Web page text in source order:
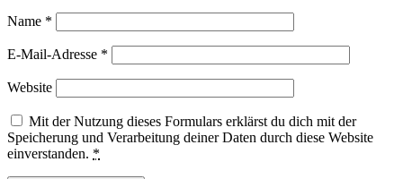
Name *
E-Mail-Adresse *
Website
Mit der Nutzung dieses Formulars erklärst du dich mit der
Speicherung und Verarbeitung deiner Daten durch diese Website
einverstanden. *